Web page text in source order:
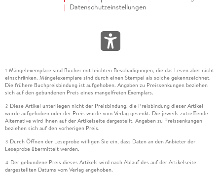
Datenschutzeinstellungen
1 Mängelexemplare sind Bücher mit leichten Beschädigungen, die das Lesen aber nicht
einschränken. Mängelexemplare sind durch einen Stempel als solche gekennzeichnet.
Die frühere Buchpreisbindung ist aufgehoben. Angaben zu Preissenkungen beziehen
sich auf den gebundenen Preis eines mangelfreien Exemplars.
2 Diese Artikel unterliegen nicht der Preisbindung, die Preisbindung dieser Artikel
wurde aufgehoben oder der Preis wurde vom Verlag gesenkt. Die jeweils zutreffende
Alternative wird Ihnen auf der Artikelseite dargestellt. Angaben zu Preissenkungen
beziehen sich auf den vorherigen Preis.
3 Durch Öffnen der Leseprobe willigen Sie ein, dass Daten an den Anbieter der
Leseprobe übermittelt werden.
4 Der gebundene Preis dieses Artikels wird nach Ablauf des auf der Artikelseite
dargestellten Datums vom Verlag angehoben.